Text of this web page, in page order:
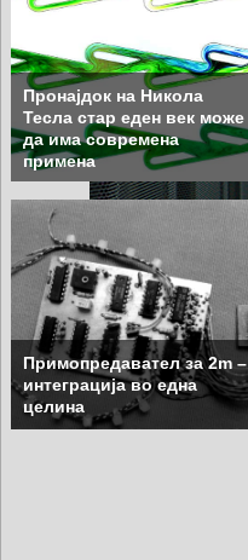
Пронајдок на Никола
Тесла стар еден век може
да има современа
примена
Примопредавател за 2m –
интеграција во една
целина